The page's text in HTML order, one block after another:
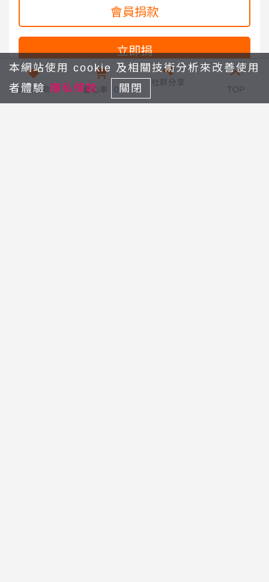
會員捐款
立即捐
我要捐款 愛心車 0
社群分享
TOP
本網站使用 cookie 及相關技術分析來改善使用
者體驗 隱私條款 關閉